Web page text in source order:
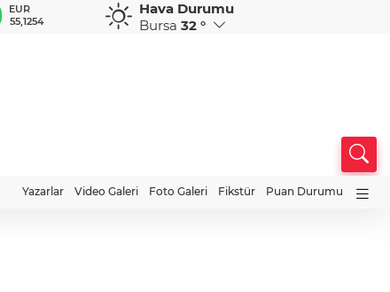
GBP
64,3468
CHF
59,0083
CAD
34,1883
Hava Durumu
Bursa 32 °
Yazarlar Video Galeri Foto Galeri Fikstür Puan Durumu